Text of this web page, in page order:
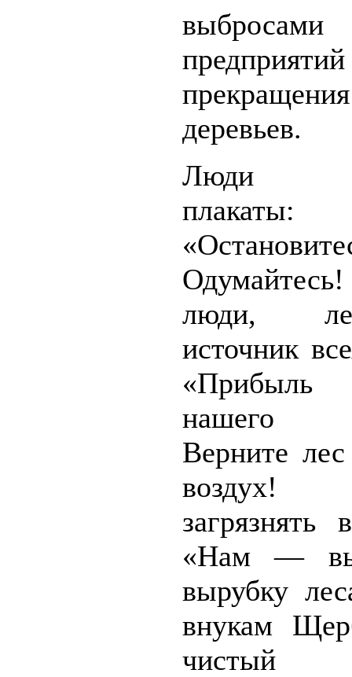
деревьев.
Люди
плакаты:
люди,
источник
нашего
Верните
воздух!
загрязнять
«Нам —
вырубку
внукам
чистый